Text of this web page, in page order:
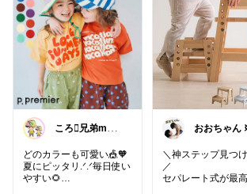
ころ🫟兄弟mam
どのカラーも可愛い🎪🧡
夏にピッタリ.ᐟ.ᐟ毎日使い
やすい🌻
おおちゃん
便利アイテ
＼神ステップ見つ
／
セパレート式が最高